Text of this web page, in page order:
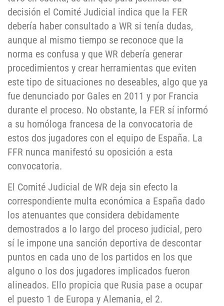
decisión el Comité Judicial indica que la FER
debería haber consultado a WR si tenía dudas,
aunque al mismo tiempo se reconoce que la
norma es confusa y que WR debería generar
procedimientos y crear herramientas que eviten
este tipo de situaciones no deseables, algo que ya
fue denunciado por Gales en 2011 y por Francia
durante el proceso. No obstante, la FER sí informó
a su homóloga francesa de la convocatoria de
estos dos jugadores con el equipo de España. La
FFR nunca manifestó su oposición a esta
convocatoria.
El Comité Judicial de WR deja sin efecto la
correspondiente multa económica a España dado
los atenuantes que considera debidamente
demostrados a lo largo del proceso judicial, pero
sí le impone una sanción deportiva de descontar
puntos en cada uno de los partidos en los que
alguno o los dos jugadores implicados fueron
alineados. Ello propicia que Rusia pase a ocupar
el puesto 1 de Europa y Alemania, el 2.